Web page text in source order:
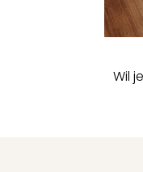
Wil